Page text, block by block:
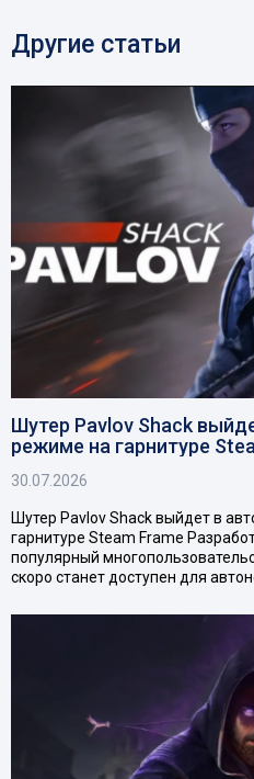
Другие статьи
Шутер Pavlov Shack
режиме на гарнитуре
30.07.2026
Шутер Pavlov Shack выйдет в
гарнитуре Steam Frame
популярный
скоро станет доступен для